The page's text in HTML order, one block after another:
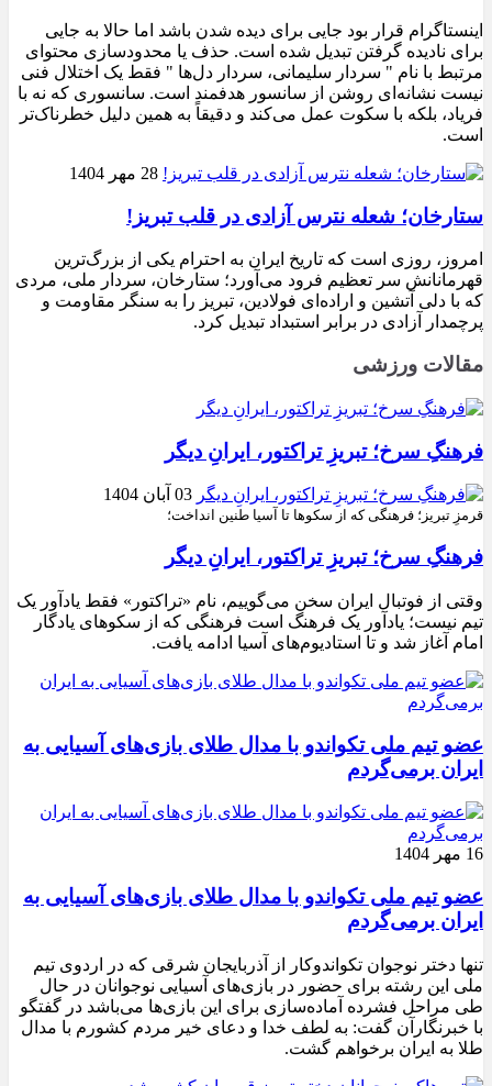
اینستاگرام قرار بود جایی برای دیده شدن باشد اما حالا به جایی
برای نادیده گرفتن تبدیل شده است. حذف یا محدودسازی محتوای
مرتبط با نام " سردار سلیمانی، سردار دل‌ها " فقط یک اختلال فنی
نیست نشانه‌ای روشن از سانسور هدفمند است. سانسوری که نه با
فریاد، بلکه با سکوت عمل می‌کند و دقیقاً به همین دلیل خطرناک‌تر
است.
28 مهر 1404
ستارخان؛ شعله نترس آزادی در قلب تبریز!
امروز، روزی است که تاریخ ایران به احترام یکی از بزرگ‌ترین
قهرمانانش سر تعظیم فرود می‌آورد؛ ستارخان، سردار ملی، مردی
که با دلی آتشین و اراده‌ای فولادین، تبریز را به سنگر مقاومت و
پرچمدار آزادی در برابر استبداد تبدیل کرد.
مقالات ورزشی
فرهنگِ سرخ؛ تبریزِ تراکتور، ایرانِ دیگر
03 آبان 1404
قرمزِ تبریز؛ فرهنگی که از سکوها تا آسیا طنین انداخت؛
فرهنگِ سرخ؛ تبریزِ تراکتور، ایرانِ دیگر
وقتی از فوتبال ایران سخن می‌گوییم، نام «تراکتور» فقط یادآور یک
تیم نیست؛ یادآور یک فرهنگ است فرهنگی که از سکوهای یادگار
امام آغاز شد و تا استادیوم‌های آسیا ادامه یافت.
عضو تیم ملی تکواندو با مدال طلای بازی‌های آسیایی به
ایران برمی‌گردم
16 مهر 1404
عضو تیم ملی تکواندو با مدال طلای بازی‌های آسیایی به
ایران برمی‌گردم
تنها دختر نوجوان تکواندوکار از آذربایجان شرقی که در اردوی تیم
ملی این رشته برای حضور در بازی‌های آسیایی نوجوانان در حال
طی مراحل فشرده آماده‌سازی برای این بازی‌ها می‌باشد در گفتگو
با خبرنگارآن گفت: به لطف خدا و دعای خیر مردم کشورم با مدال
طلا به ایران برخواهم گشت.